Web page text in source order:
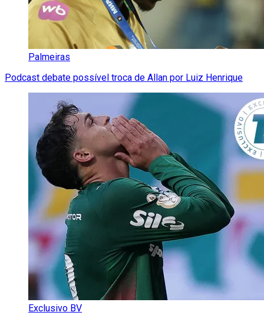
Palmeiras
Podcast debate possível troca de Allan por Luiz Henrique
Exclusivo BV